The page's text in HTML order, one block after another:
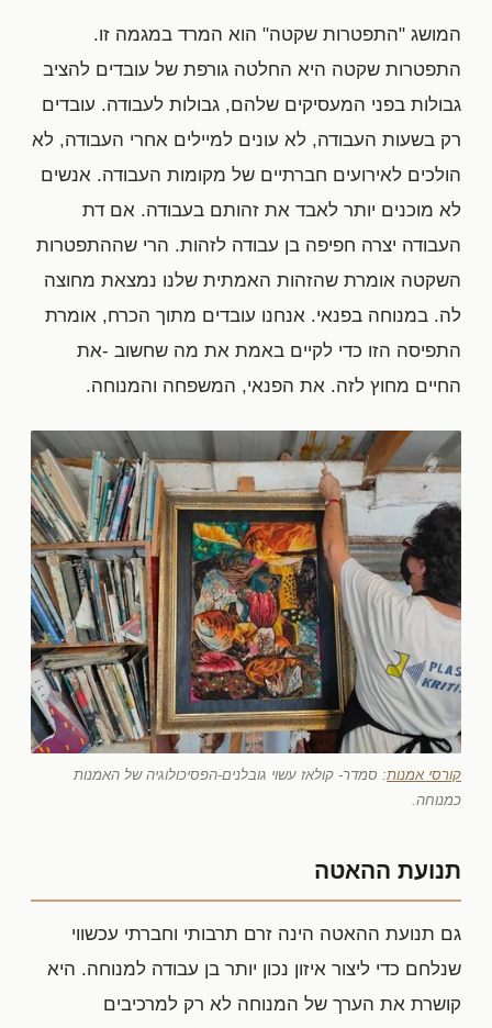
המושג "התפטרות שקטה" הוא המרד במגמה זו.
התפטרות שקטה היא החלטה גורפת של עובדים להציב
גבולות בפני המעסיקים שלהם, גבולות לעבודה. עובדים
רק בשעות העבודה, לא עונים למיילים אחרי העבודה, לא
הולכים לאירועים חברתיים של מקומות העבודה. אנשים
לא מוכנים יותר לאבד את זהותם בעבודה. אם דת
העבודה יצרה חפיפה בן עבודה לזהות. הרי שההתפטרות
השקטה אומרת שהזהות האמתית שלנו נמצאת מחוצה
לה. במנוחה בפנאי. אנחנו עובדים מתוך הכרח, אומרת
התפיסה הזו כדי לקיים באמת את מה שחשוב -את
החיים מחוץ לזה. את הפנאי, המשפחה והמנוחה.
קורסי אמנות: סמדר- קולאז עשוי גובלנים-הפסיכולוגיה של האמנות
כמנוחה.
תנועת ההאטה
גם תנועת ההאטה הינה זרם תרבותי וחברתי עכשווי
שנלחם כדי ליצור איזון נכון יותר בן עבודה למנוחה. היא
קושרת את הערך של המנוחה לא רק למרכיבים